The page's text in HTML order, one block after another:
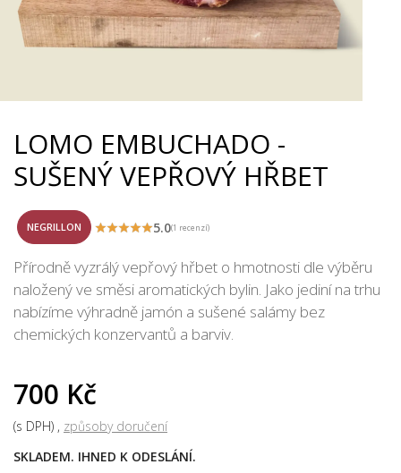
LOMO EMBUCHADO -
SUŠENÝ VEPŘOVÝ HŘBET
NEGRILLON 5.0(1 recenzí)
Přírodně vyzrálý vepřový hřbet o hmotnosti dle výběru
naložený ve směsi aromatických bylin. Jako jediní na trhu
nabízíme výhradně jamón a sušené salámy bez
chemických konzervantů a barviv.
700 Kč
(s DPH)
způsoby doručení
SKLADEM. IHNED K ODESLÁNÍ.